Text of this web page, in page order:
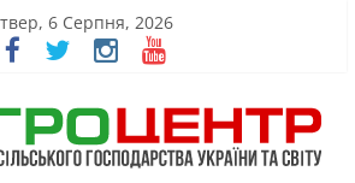
6 Серпня, 2026